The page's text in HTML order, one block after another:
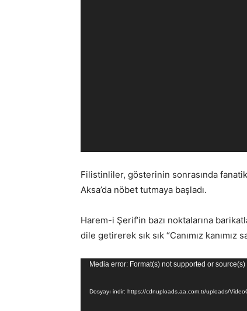
Filistinliler, gösterinin sonrasında
Aksa’da nöbet tutmaya başladı.
Harem-i Şerif’in bazı noktalarına
dile getirerek sık sık “Canımız kanımız
Video
Media error: Format(s) not supported or source(s)
Dosyayı indir: https://cdnuploads.aa.com.tr/uploads/